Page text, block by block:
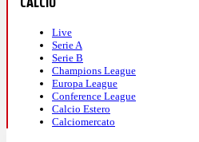
Live
Serie A
Serie B
Champions League
Europa League
Conference League
Calcio Estero
Calciomercato